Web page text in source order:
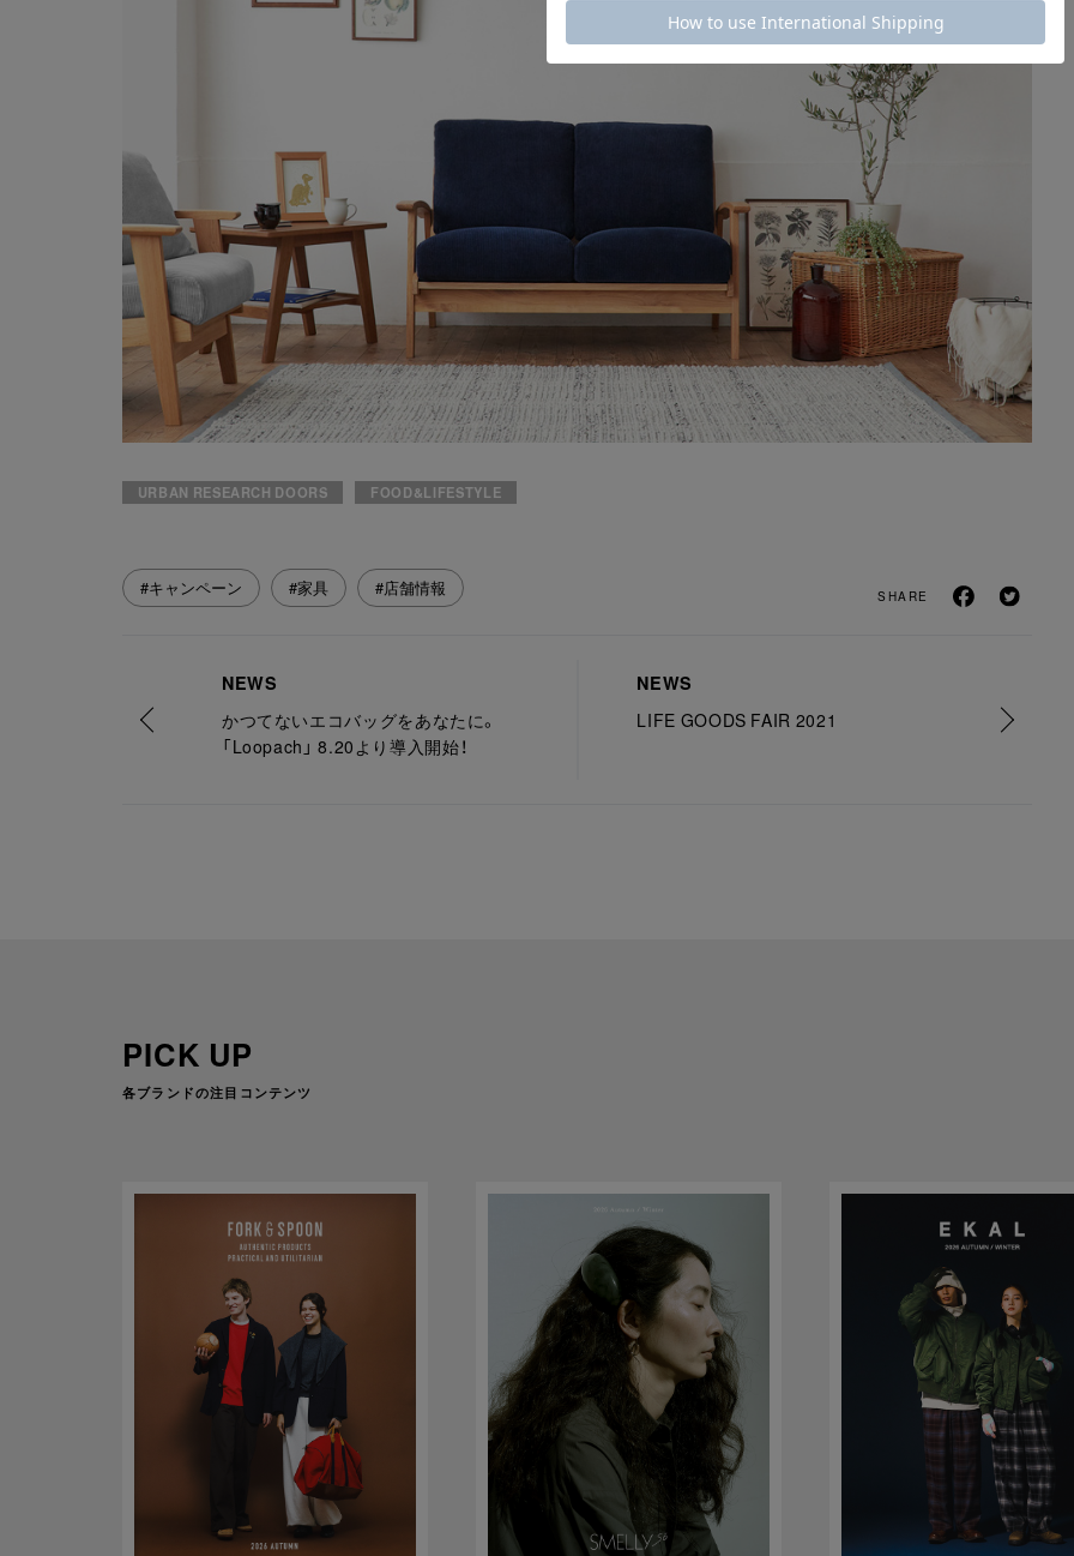
URBAN RESEARCH DOORS FOOD&LIFESTYLE
#キャンペーン #家具 #店舗情報 SHARE
NEWS
かつてないエコバッグをあなたに。
「Loopach」 8.20より導入開始！
NEWS
LIFE GOODS FAIR 2021
PICK UP
各ブランドの注目コンテンツ